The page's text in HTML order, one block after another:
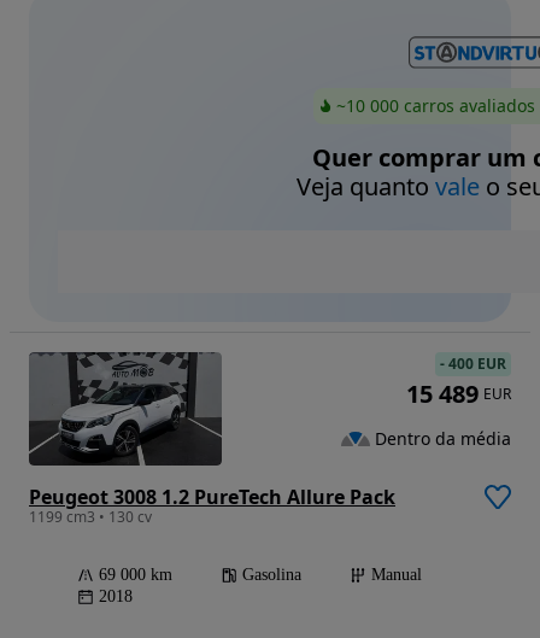
~10 000 carros
Quer comprar um
Veja quanto valeo
Peugeot 3008 1.2 PureTech Allure Pack
1199 cm3 • 130 cv
69 000 km Gasolina
Manual
2018
-400 EUR
15 489 EUR
Dentro da média